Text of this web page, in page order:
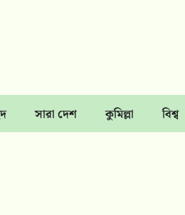
সারা দেশ কুমিল্লা বিশ্ব